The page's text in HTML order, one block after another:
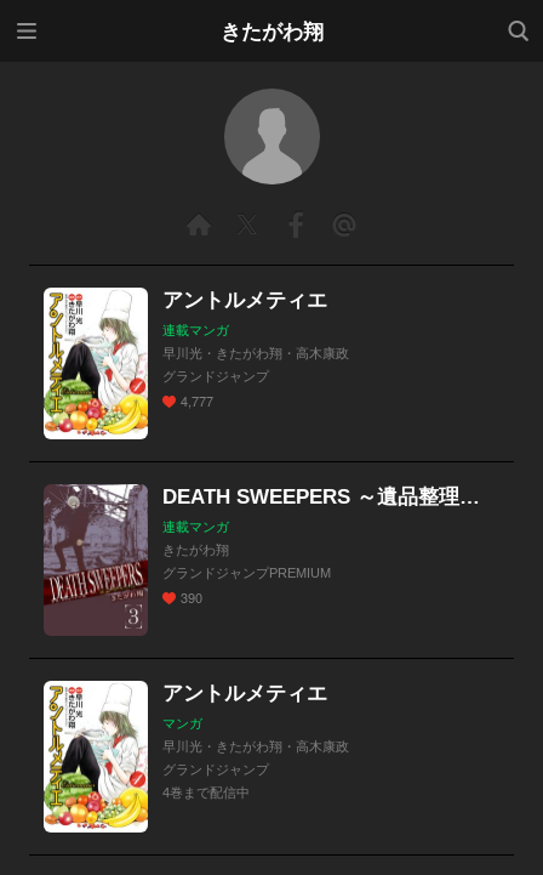
きたがわ翔
検索
アントルメティエ
連載マンガ
早川光・きたがわ翔・高木康政
グランドジャンプ
4,777
DEATH SWEEPERS ～遺品整理会社～
連載マンガ
きたがわ翔
グランドジャンプPREMIUM
390
アントルメティエ
マンガ
早川光・きたがわ翔・高木康政
グランドジャンプ
4巻まで配信中